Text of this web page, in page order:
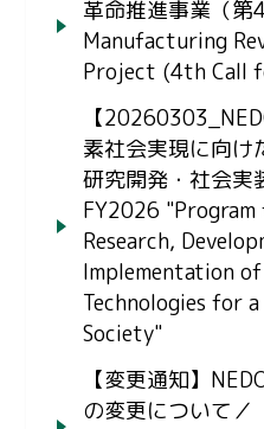
革命推進事業（第
Manufacturing
Project (4th Call
【
素社会実現に向け
研究開発・社会実
FY2026
Research,
Implementation
Technologies for
Society"
【変更通知】
の変更について／